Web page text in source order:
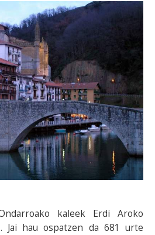
kaleek Erdi Aroko
Jai hau ospatzen da 681 urte